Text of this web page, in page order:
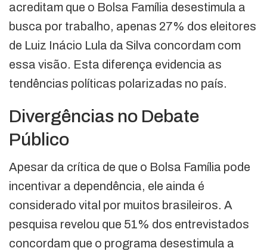
acreditam que o Bolsa Família desestimula a
busca por trabalho, apenas 27% dos eleitores
de Luiz Inácio Lula da Silva concordam com
essa visão. Esta diferença evidencia as
tendências políticas polarizadas no país.
Divergências no Debate
Público
Apesar da crítica de que o Bolsa Família pode
incentivar a dependência, ele ainda é
considerado vital por muitos brasileiros. A
pesquisa revelou que 51% dos entrevistados
concordam que o programa desestimula a